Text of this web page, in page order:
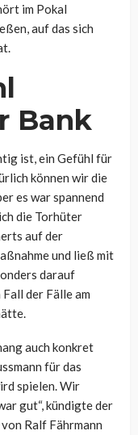
im Pokal
auf das sich
Bank
ist, ein Gefühl für
können wir die
es war spannend
die Torhüter
auf der
und ließ mit
darauf
der Fälle am
auch konkret
für das
spielen. Wir
gut“, kündigte der
Ralf Fährmann